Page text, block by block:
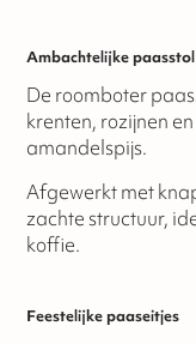
Ambachtelijke paasstol
De roomboter
krenten, rozijnen
amandelspijs.
Afgewerkt met
zachte structuur,
koffie.
Feestelijke paaseitjes